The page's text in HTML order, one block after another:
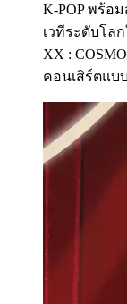
K-POP พร้อ
เวทีระดับโลก
XX :
คอนเสิร์ตแบ